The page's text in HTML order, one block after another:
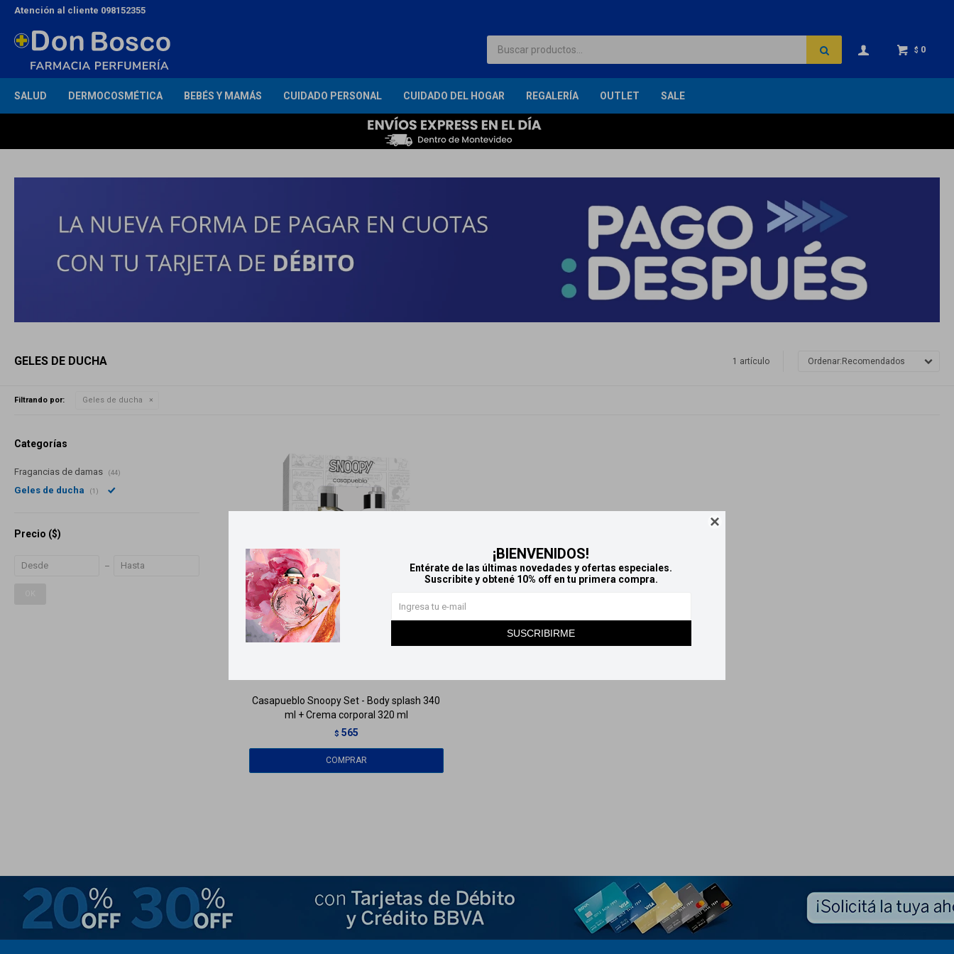

¡BIENVENIDOS!
Entérate de las últimas novedades y ofertas especiales.
Suscribite y obtené 10% off en tu primera compra.
SUSCRIBIRME
SALUD DERMOCOSMÉTICA BEBÉS Y MAMÁS CUIDADO PERSONAL CUIDADO DEL HOGAR REGALERÍA OUTLET SALE
$ 0
Atención al cliente 098152355
GELES DE DUCHA 1 artículo Recomendados
Filtrando por: Geles de ducha
Casapueblo Snoopy Set - Body splash 340
ml + Crema corporal 320 ml
$ 565
Categorías
Fragancias de damas (44)
Geles de ducha (1)
Precio ($)